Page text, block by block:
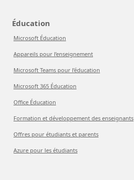
Éducation
Microsoft Éducation
Appareils pour l’enseignement
Microsoft Teams pour l’éducation
Microsoft 365 Éducation
Office Éducation
Formation et développement des enseignants
Offres pour étudiants et parents
Azure pour les étudiants